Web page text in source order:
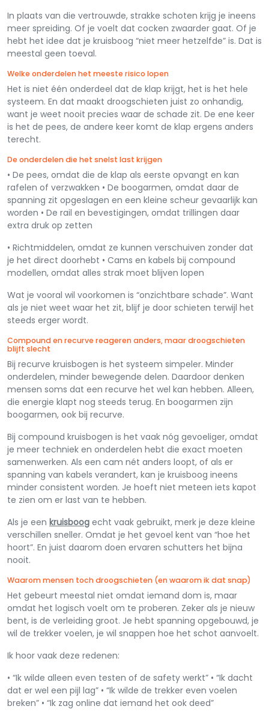
In plaats van die vertrouwde, strakke schoten krijg je ineens
meer spreiding. Of je voelt dat cocken zwaarder gaat. Of je
hebt het idee dat je kruisboog “niet meer hetzelfde” is. Dat is
meestal geen toeval.
Welke onderdelen het meeste risico lopen
Het is niet één onderdeel dat de klap krijgt, het is het hele
systeem. En dat maakt droogschieten juist zo onhandig,
want je weet nooit precies waar de schade zit. De ene keer
is het de pees, de andere keer komt de klap ergens anders
terecht.
De onderdelen die het snelst last krijgen
• De pees, omdat die de klap als eerste opvangt en kan
rafelen of verzwakken • De boogarmen, omdat daar de
spanning zit opgeslagen en een kleine scheur gevaarlijk kan
worden • De rail en bevestigingen, omdat trillingen daar
extra druk op zetten
• Richtmiddelen, omdat ze kunnen verschuiven zonder dat
je het direct doorhebt • Cams en kabels bij compound
modellen, omdat alles strak moet blijven lopen
Wat je vooral wil voorkomen is “onzichtbare schade”. Want
als je niet weet waar het zit, blijf je door schieten terwijl het
steeds erger wordt.
Compound en recurve reageren anders, maar droogschieten
blijft slecht
Bij recurve kruisbogen is het systeem simpeler. Minder
onderdelen, minder bewegende delen. Daardoor denken
mensen soms dat een recurve het wel kan hebben. Alleen,
die energie klapt nog steeds terug. En boogarmen zijn
boogarmen, ook bij recurve.
Bij compound kruisbogen is het vaak nóg gevoeliger, omdat
je meer techniek en onderdelen hebt die exact moeten
samenwerken. Als een cam nét anders loopt, of als er
spanning van kabels verandert, kan je kruisboog ineens
minder consistent worden. Je hoeft niet meteen iets kapot
te zien om er last van te hebben.
Als je een kruisboog echt vaak gebruikt, merk je deze kleine
verschillen sneller. Omdat je het gevoel kent van “hoe het
hoort”. En juist daarom doen ervaren schutters het bijna
nooit.
Waarom mensen toch droogschieten (en waarom ik dat snap)
Het gebeurt meestal niet omdat iemand dom is, maar
omdat het logisch voelt om te proberen. Zeker als je nieuw
bent, is de verleiding groot. Je hebt spanning opgebouwd, je
wil de trekker voelen, je wil snappen hoe het schot aanvoelt.
Ik hoor vaak deze redenen:
• “Ik wilde alleen even testen of de safety werkt” • “Ik dacht
dat er wel een pijl lag” • “Ik wilde de trekker even voelen
breken” • “Ik zag online dat iemand het ook deed”